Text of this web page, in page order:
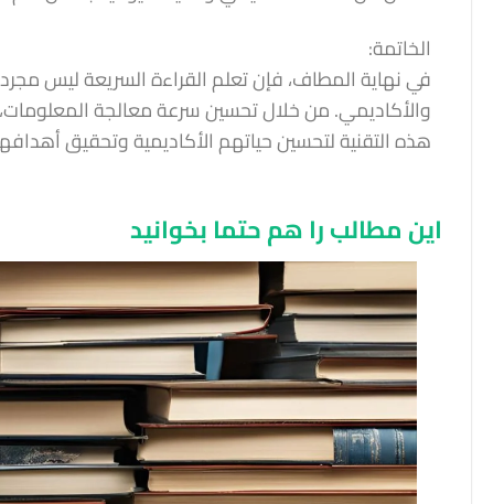
الخاتمة:
في نهاية المطاف، فإن تعلم القراءة السريعة ليس
والأكاديمي. من خلال تحسين سرعة معالجة المعلومات،
هذه التقنية لتحسين حياتهم الأكاديمية وتحقيق
این مطالب را هم حتما بخوانید